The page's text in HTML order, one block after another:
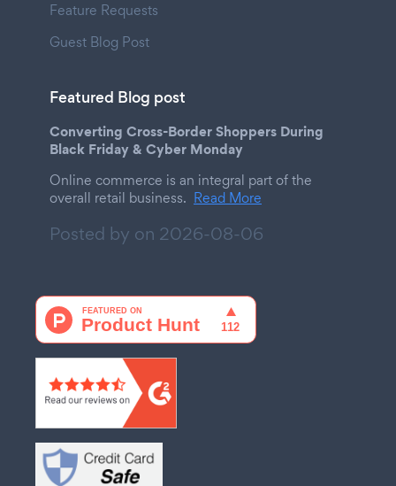
Feature Requests
Guest Blog Post
Featured Blog post
Converting Cross-Border Shoppers During
Black Friday & Cyber Monday
Online commerce is an integral part of the
overall retail business. Read More
Posted by on 2026-08-06